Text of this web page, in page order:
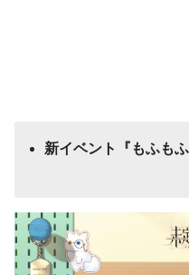
新イベント『もふも